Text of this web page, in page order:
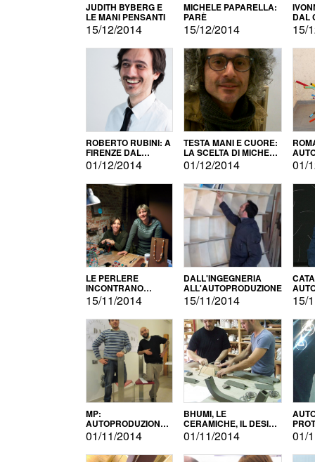
JUDITH BYBERG E
LE MANI PENSANTI
15/12/2014
MICHELE PAPARELLA:
PARÈ
15/12/2014
DAL
15/
ROBERTO RUBINI: A
FIRENZE DAL
PRODOTTO ALLA
PROMOZIONE
01/12/2014
TESTA MANI E CUORE:
LA SCELTA DI MICHELE
BARBERIO
01/12/2014 01/
LE PERLERE
INCONTRANO
L'AUTOPRODUZIONE
15/11/2014
DALL'INGEGNERIA
ALL'AUTOPRODUZIONE
15/11/2014 15/
MP:
AUTOPRODUZIONE
E INNOVAZIONE
01/11/2014
BHUMI, LE
CERAMICHE, IL DESIGN
E L'AUTOPRODUZIONE
01/11/2014 01/